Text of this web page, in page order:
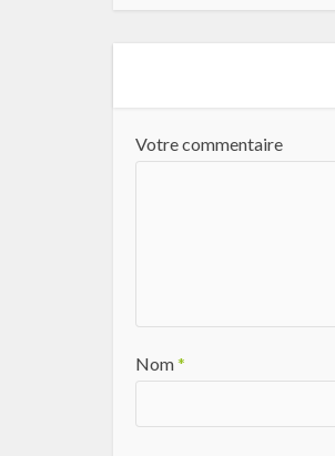
Votre commentaire
Nom*